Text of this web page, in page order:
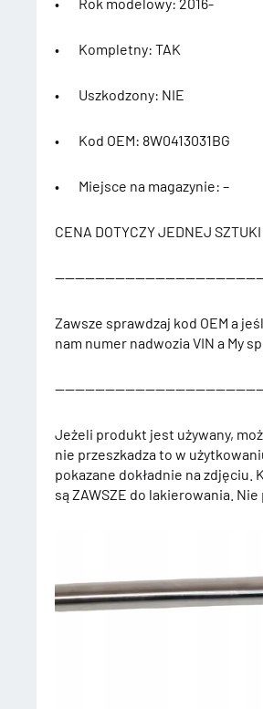
• Kompletny: TAK
• Uszkodzony: NIE
• Kod OEM: 8W0413031BG
• Miejsce na magazynie: –
CENA DOTYCZY JEDNEJ SZTUKI
Zawsze sprawdzaj kod OEM a
nam numer nadwozia VIN a My
Jeżeli produkt jest używany,
nie przeszkadza to w
pokazane dokładnie na zdjęciu.
są ZAWSZE do lakierowania.